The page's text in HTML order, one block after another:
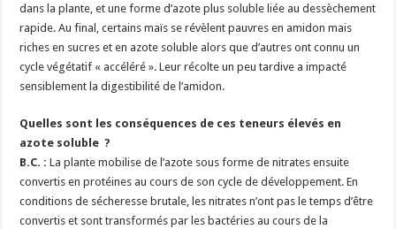
dans la plante, et une forme d’azote plus soluble liée au dessèchement
rapide. Au final, certains maïs se révèlent pauvres en amidon mais
riches en sucres et en azote soluble alors que d’autres ont connu un
cycle végétatif « accéléré ». Leur récolte un peu tardive a impacté
sensiblement la digestibilité de l’amidon.
Quelles sont les conséquences de ces teneurs élevés en
azote soluble ?
B.C. : La plante mobilise de l’azote sous forme de nitrates ensuite
convertis en protéines au cours de son cycle de développement. En
conditions de sécheresse brutale, les nitrates n’ont pas le temps d’être
convertis et sont transformés par les bactéries au cours de la